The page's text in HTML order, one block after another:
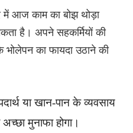
में आज काम का बोझ थोड़ा
है। अपने सहकर्मियों की
का फायदा उठाने की
या खान-पान के व्यवसाय
मुनाफा होगा।